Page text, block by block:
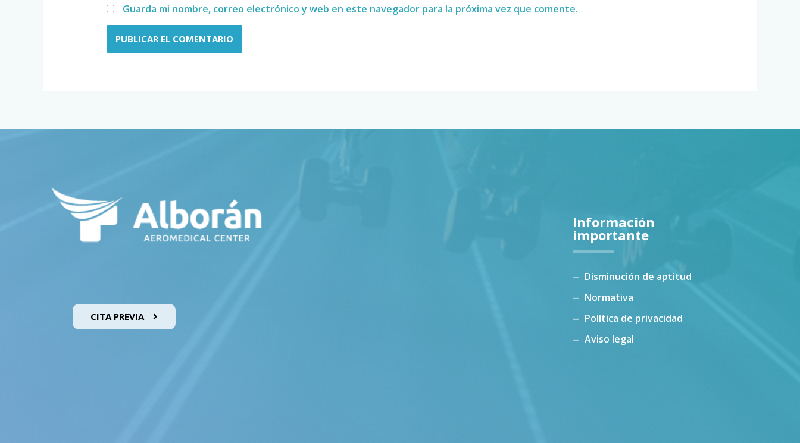
Guarda mi nombre, correo electrónico y web en este navegador para la próxima vez que comente.
CITA PREVIA
Información
importante
Disminución de aptitud
Normativa
Política de privacidad
Aviso legal